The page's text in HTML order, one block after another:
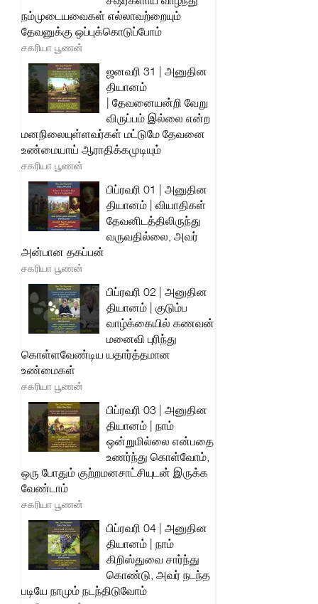
நம்முடையவைகள் எல்லாவற்றையும்
தேவனுக்கு ஒப்புக்கொடுப்போம்
சகரியா பூணன்
ஜனவரி 31 | அனுதின
தியானம்
| தேவனையன்றி வேறு
விருப்பம் இல்லை என்ற
மனநிலையுள்ளவர்கள் மட்டுமே தேவனை
உண்மையாய் ஆராதிக்கமுடியும்
சகரியா பூணன்
பிப்ரவரி 01 | அனுதின
தியானம் | வியாதிகள்
தேவனிடத்திலிருந்து
வருவதில்லை, அவர்
அன்பான தகப்பன்
சகரியா பூணன்
பிப்ரவரி 02 | அனுதின
தியானம் | குடும்ப
வாழ்க்கையில் கணவன்
மனைவி புரிந்து
கொள்ளவேண்டிய யதார்த்தமான
உண்மைகள்
சகரியா பூணன்
பிப்ரவரி 03 | அனுதின
தியானம் | நாம்
ஒன்றுமில்லை என்பதை
உணர்ந்து கொள்வோம்,
ஒரு போதும் குற்றமனசாட்சியுடன் இருக்க
வேண்டாம்
சகரியா பூணன்
பிப்ரவரி 04 | அனுதின
தியானம் | நாம்
கிறிஸ்துவை சார்ந்து
கொண்டு, அவர் நடந்த
படியே நாமும் நடந்திடுவோம்